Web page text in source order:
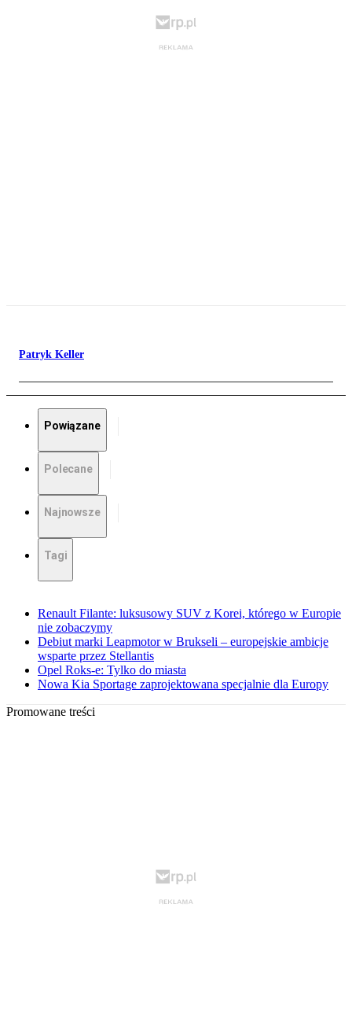
Patryk Keller
Powiązane
Polecane
Najnowsze
Tagi
Renault Filante: luksusowy SUV z Korei, którego w Europie
nie zobaczymy
Debiut marki Leapmotor w Brukseli – europejskie ambicje
wsparte przez Stellantis
Opel Roks-e: Tylko do miasta
Nowa Kia Sportage zaprojektowana specjalnie dla Europy
Promowane treści